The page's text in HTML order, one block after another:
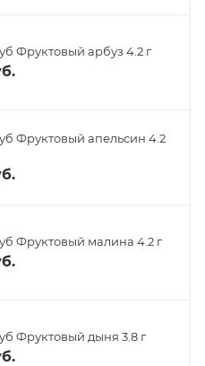
Фруктовый арбуз 4.2 г
Фруктовый апельсин 4.2
Фруктовый малина 4.2 г
Фруктовый дыня 3.8 г